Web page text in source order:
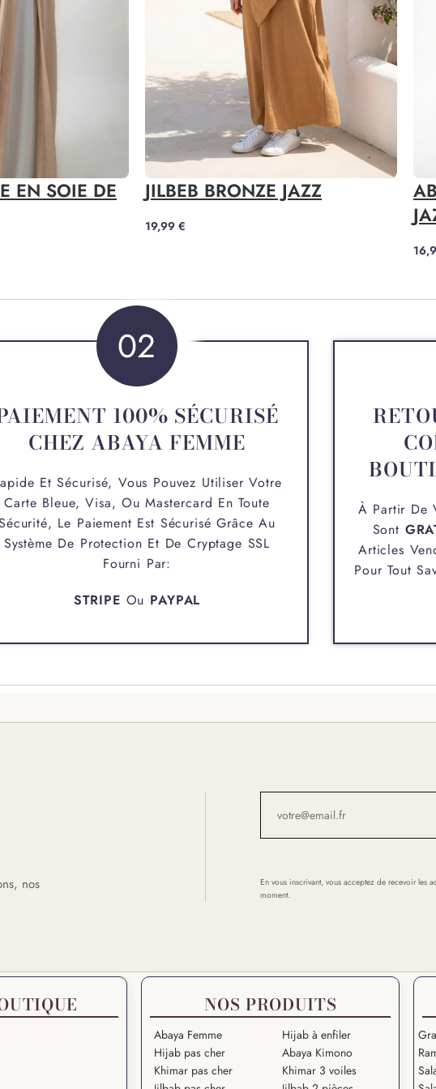
EN SOIE DE
JILBEB BRONZE JAZZ
19,99 €
02
100% SÉCURISÉ
CHEZ ABAYA FEMME
Et Sécurisé, Vous Pouvez Utiliser Votre
Carte Bleue, Visa, Ou Mastercard En Toute
Le Paiement Est Sécurisé Grâce Au
Système De Protection Et De Cryptage SSL
Fourni Par:
STRIPE Ou PAYPAL
À Partir De
Sont
Articles
Pour Tout
nos
En vous inscrivant, vous acceptez de recevoir les
moment.
NOS PRODUITS
Abaya Femme
Hijab pas cher
Khimar pas cher
Hijab à enfiler
Abaya Kimono
Khimar 3 voiles